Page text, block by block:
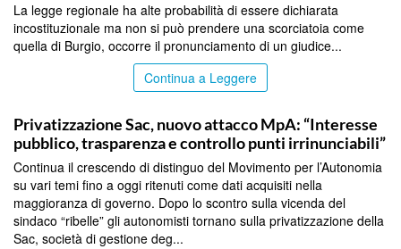
La legge regionale ha alte probabilità di essere dichiarata
incostituzionale ma non si può prendere una scorciatoia come
quella di Burgio, occorre il pronunciamento di un giudice...
Continua a Leggere
Privatizzazione Sac, nuovo attacco MpA: “Interesse
pubblico, trasparenza e controllo punti irrinunciabili”
Continua il crescendo di distinguo del Movimento per l’Autonomia
su vari temi fino a oggi ritenuti come dati acquisiti nella
maggioranza di governo. Dopo lo scontro sulla vicenda del
sindaco “ribelle” gli autonomisti tornano sulla privatizzazione della
Sac, società di gestione deg...